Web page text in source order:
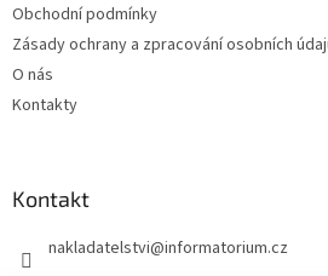
Obchodní podmínky
Zásady ochrany a zpracování osobních
O nás
Kontakty
Kontakt
nakladatelstvi@informatorium.cz